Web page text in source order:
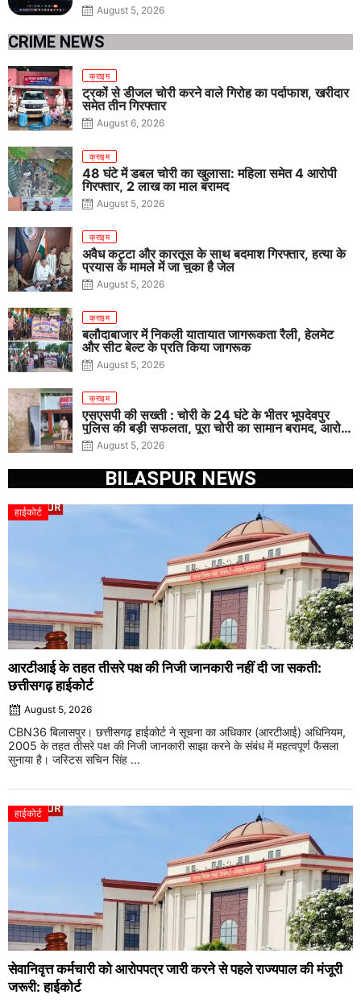
August 5, 2026
CRIME NEWS
क्राइम
ट्रकों से डीजल चोरी करने वाले गिरोह का पर्दाफाश, खरीदार
समेत तीन गिरफ्तार
August 6, 2026
क्राइम
48 घंटे में डबल चोरी का खुलासा: महिला समेत 4 आरोपी
गिरफ्तार, 2 लाख का माल बरामद
August 5, 2026
क्राइम
अवैध कट्टा और कारतूस के साथ बदमाश गिरफ्तार, हत्या के
प्रयास के मामले में जा चुका है जेल
August 5, 2026
क्राइम
बलौदाबाजार में निकली यातायात जागरूकता रैली, हेलमेट
और सीट बेल्ट के प्रति किया जागरूक
August 5, 2026
क्राइम
एसएसपी की सख्ती : चोरी के 24 घंटे के भीतर भूपदेवपुर
पुलिस की बड़ी सफलता, पूरा चोरी का सामान बरामद, आरोपी
गिरफ्तार
August 5, 2026
BILASPUR NEWS
हाईकोर्ट
आरटीआई के तहत तीसरे पक्ष की निजी जानकारी नहीं दी जा सकती:
छत्तीसगढ़ हाईकोर्ट
August 5, 2026
CBN36 बिलासपुर। छत्तीसगढ़ हाईकोर्ट ने सूचना का अधिकार (आरटीआई) अधिनियम,
2005 के तहत तीसरे पक्ष की निजी जानकारी साझा करने के संबंध में महत्वपूर्ण फैसला
सुनाया है। जस्टिस सचिन सिंह ...
हाईकोर्ट
सेवानिवृत्त कर्मचारी को आरोपपत्र जारी करने से पहले राज्यपाल की मंजूरी
जरूरी: हाईकोर्ट